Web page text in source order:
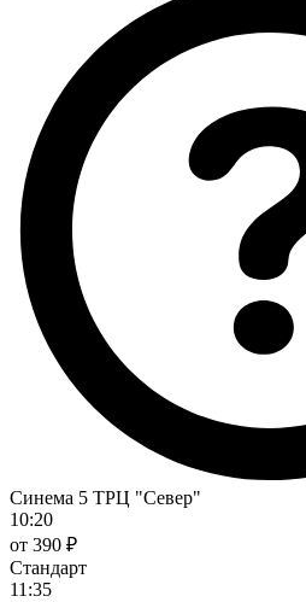
Синема 5 ТРЦ "Север"
10:20
от 390 ₽
Стандарт
11:35